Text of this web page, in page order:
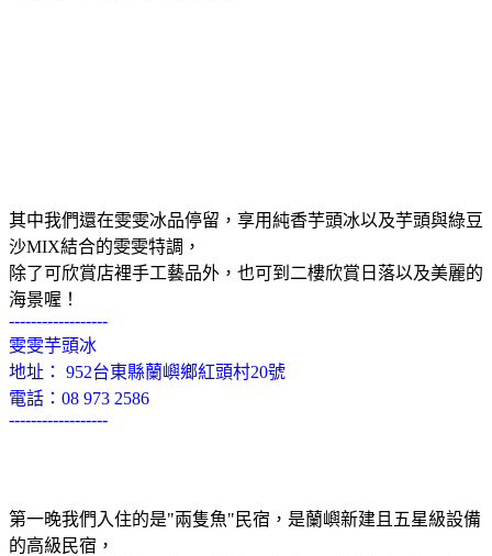
其中我們還在雯雯冰品停留，享用純香芋頭冰以及芋頭與綠豆
沙MIX結合的雯雯特調，
除了可欣賞店裡手工藝品外，也可到二樓欣賞日落以及美麗的
海景喔！
------------------
雯雯芋頭冰
地址： 952台東縣蘭嶼鄉紅頭村20號
電話：08 973 2586
------------------
第一晚我們入住的是"兩隻魚"民宿，是蘭嶼新建且五星級設備
的高級民宿，